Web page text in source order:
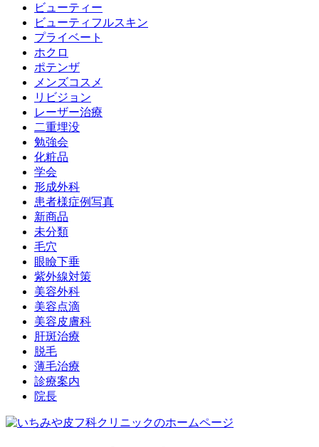
ビューティー
ビューティフルスキン
プライベート
ホクロ
ポテンザ
メンズコスメ
リビジョン
レーザー治療
二重埋没
勉強会
化粧品
学会
形成外科
患者様症例写真
新商品
未分類
毛穴
眼瞼下垂
紫外線対策
美容外科
美容点滴
美容皮膚科
肝斑治療
脱毛
薄毛治療
診療案内
院長